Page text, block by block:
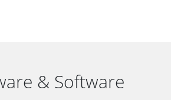
& Software